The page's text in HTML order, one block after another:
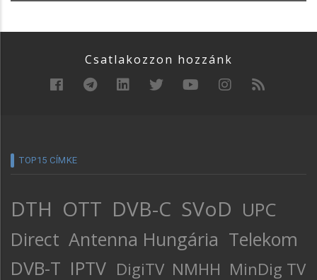
Csatlakozzon hozzánk
TOP15 CÍMKE
DTH OTT DVB-C SVoD UPC
Direct Antenna Hungária Telekom
DVB-T IPTV DigiTV NMHH MinDig TV